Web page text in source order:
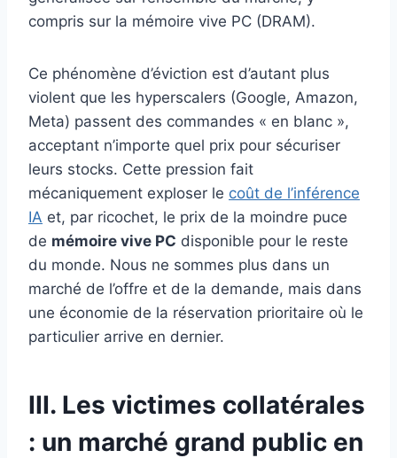
compris sur la mémoire vive PC (DRAM).
Ce phénomène d’éviction est d’autant plus
violent que les hyperscalers (Google, Amazon,
Meta) passent des commandes « en blanc »,
acceptant n’importe quel prix pour sécuriser
leurs stocks. Cette pression fait
mécaniquement exploser le coût de l’inférence
IA et, par ricochet, le prix de la moindre puce
de mémoire vive PC disponible pour le reste
du monde. Nous ne sommes plus dans un
marché de l’offre et de la demande, mais dans
une économie de la réservation prioritaire où le
particulier arrive en dernier.
III. Les victimes collatérales
: un marché grand public en